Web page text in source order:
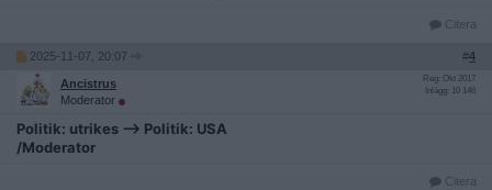
Citera
2025-11-07, 20:07 #4
Ancistrus
Moderator
Reg: Okt 2017
Inlägg: 10 146
Politik: utrikes --> Politik: USA
/Moderator
Citera